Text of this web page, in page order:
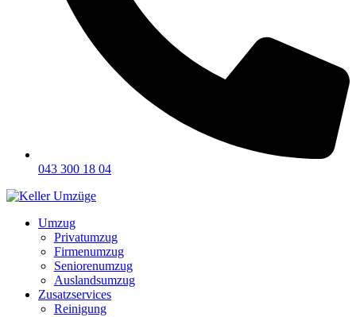
043 300 18 04
Umzug
Privatumzug
Firmenumzug
Seniorenumzug
Auslandsumzug
Zusatzservices
Reinigung